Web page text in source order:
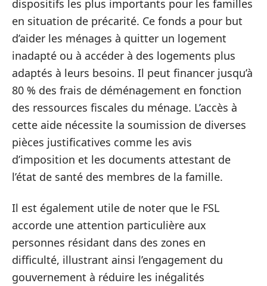
dispositifs les plus importants pour les familles
en situation de précarité. Ce fonds a pour but
d’aider les ménages à quitter un logement
inadapté ou à accéder à des logements plus
adaptés à leurs besoins. Il peut financer jusqu’à
80 % des frais de déménagement en fonction
des ressources fiscales du ménage. L’accès à
cette aide nécessite la soumission de diverses
pièces justificatives comme les avis
d’imposition et les documents attestant de
l’état de santé des membres de la famille.
Il est également utile de noter que le FSL
accorde une attention particulière aux
personnes résidant dans des zones en
difficulté, illustrant ainsi l’engagement du
gouvernement à réduire les inégalités